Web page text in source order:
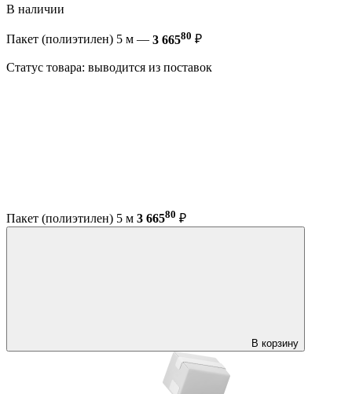
В наличии
Пакет (полиэтилен) 5 м — 3 66580 ₽
Статус товара: выводится из поставок
Пакет (полиэтилен) 5 м 3 66580 ₽
В корзину